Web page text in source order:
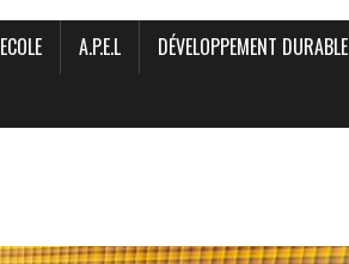
ECOLE A.P.E.L DÉVELOPPEMENT DURABLE